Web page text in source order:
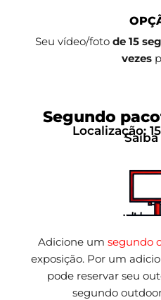
Seu vídeo/foto de 15
vezes
Segundo
Localização:
Adicione um segundo
exposição. Por um
pode reservar seu
segundo